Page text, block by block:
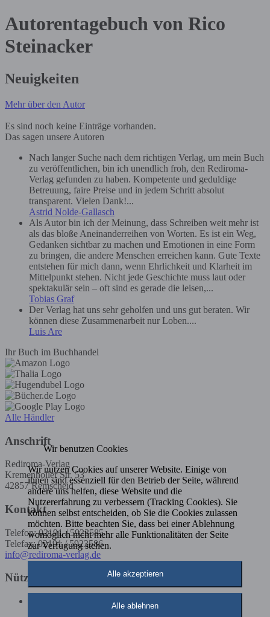
Autorentagebuch von Rico
Steinacker
Neuigkeiten
Mehr über den Autor
Es sind noch keine Einträge vorhanden.
Das sagen unsere Autoren
Nach langer Suche nach dem richtigen Verlag, um mein Buch
zu veröffentlichen, bin ich unendlich froh, den Rediroma-
Verlag gefunden zu haben. Kompetente und geduldige
Betreuung, faire Preise und in jedem Schritt absolut
transparent. Vielen Dank!...
Astrid Nolde-Gallasch
Als Autor bin ich der Meinung, dass Schreiben weit mehr ist
als das bloße Aneinanderreihen von Worten. Es ist ein Weg,
Gedanken sichtbar zu machen und Emotionen in eine Form
zu bringen, die andere Menschen erreichen kann. Gute Texte
entstehen für mich dann, wenn Ehrlichkeit und Klarheit im
Mittelpunkt stehen. Nicht jede Geschichte muss laut oder
spektakulär sein – oft sind es gerade die leisen,...
Tobias Graf
Der Verlag hat uns sehr geholfen und uns gut beraten. Wir
können diese Zusammenarbeit nur Loben....
Luis Are
Ihr Buch im Buchhandel
Alle Händler
Anschrift
Rediroma-Verlag
Kremenholler Str. 53
42857 Remscheid
Kontakt
Telefon: 02191 / 5923585
Telefax: 02191 / 5923586
info@rediroma-verlag.de
Nützliche Infos
Günstige Buchveröffentlichung
Wir benutzen Cookies
Wir nutzen Cookies auf unserer Website. Einige von
ihnen sind essenziell für den Betrieb der Seite, während
andere uns helfen, diese Website und die
Nutzererfahrung zu verbessern (Tracking Cookies). Sie
können selbst entscheiden, ob Sie die Cookies zulassen
möchten. Bitte beachten Sie, dass bei einer Ablehnung
womöglich nicht mehr alle Funktionalitäten der Seite
zur Verfügung stehen.
Alle akzeptieren
Alle ablehnen